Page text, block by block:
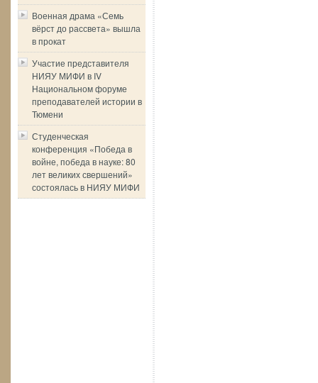
Военная драма «Семь
вёрст до рассвета» вышла
в прокат
Участие представителя
НИЯУ МИФИ в IV
Национальном форуме
преподавателей истории в
Тюмени
Студенческая
конференция «Победа в
войне, победа в науке: 80
лет великих свершений»
состоялась в НИЯУ МИФИ